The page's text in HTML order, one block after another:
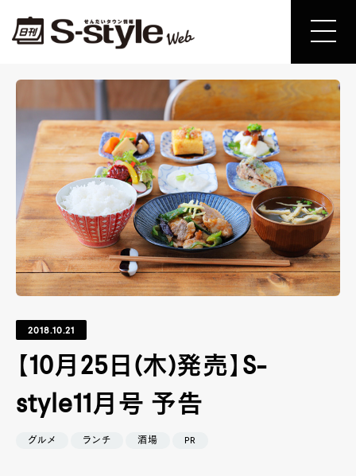
2018.10.21
【10月25日(木)発売】S-
style11月号 予告
グルメ ランチ 酒場 PR